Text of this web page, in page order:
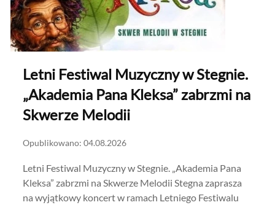
Letni Festiwal Muzyczny w Stegnie.
„Akademia Pana Kleksa” zabrzmi na
Skwerze Melodii
Opublikowano: 04.08.2026
Letni Festiwal Muzyczny w Stegnie. „Akademia Pana
Kleksa” zabrzmi na Skwerze Melodii Stegna zaprasza
na wyjątkowy koncert w ramach Letniego Festiwalu